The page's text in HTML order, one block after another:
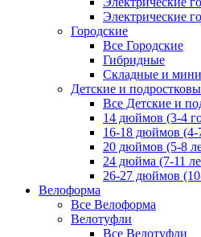
Электрические
Городские
Все Городские
Гибридные
Складные и мини
Детские и
Все Детские и
14 дюймов (3-4
16-18 дюймов (4-
20 дюймов (5-8
24 дюйма (7-11
26-27 дюймов
Велоформа
Все Велоформа
Велотуфли
Все Велотуфли